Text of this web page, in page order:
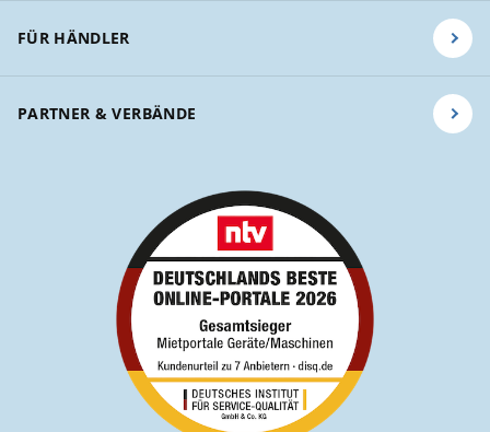
FÜR HÄNDLER
PARTNER & VERBÄNDE